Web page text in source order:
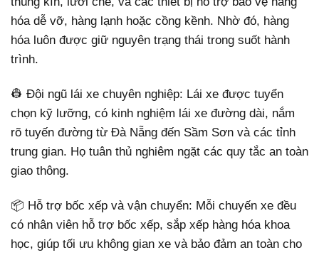
hóa dễ vỡ, hàng lạnh hoặc cồng kềnh. Nhờ đó, hàng
hóa luôn được giữ nguyên trạng thái trong suốt hành
trình.
👷 Đội ngũ lái xe chuyên nghiệp: Lái xe được tuyển
chọn kỹ lưỡng, có kinh nghiệm lái xe đường dài, nắm
rõ tuyến đường từ Đà Nẵng đến Sầm Sơn và các tỉnh
trung gian. Họ tuân thủ nghiêm ngặt các quy tắc an toàn
giao thông.
📦 Hỗ trợ bốc xếp và vận chuyển: Mỗi chuyến xe đều
có nhân viên hỗ trợ bốc xếp, sắp xếp hàng hóa khoa
học, giúp tối ưu không gian xe và bảo đảm an toàn cho